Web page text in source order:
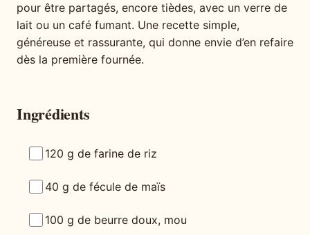
pour être partagés, encore tièdes, avec un verre de
lait ou un café fumant. Une recette simple,
généreuse et rassurante, qui donne envie d’en refaire
dès la première fournée.
Ingrédients
120 g de farine de riz
40 g de fécule de maïs
100 g de beurre doux, mou